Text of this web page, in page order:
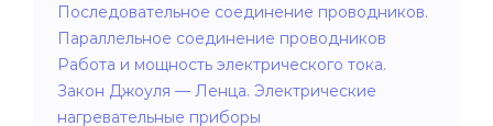
Последовательное соединение проводников.
Параллельное соединение проводников
Работа и мощность электрического тока.
Закон Джоуля — Ленца. Электрические
нагревательные приборы